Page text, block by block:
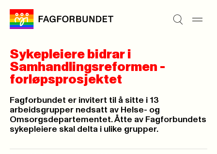
Sykepleiere bidrar i
Samhandlingsreformen -
forløpsprosjektet
Fagforbundet er invitert til å sitte i 13
arbeidsgrupper nedsatt av Helse- og
Omsorgsdepartementet. Åtte av Fagforbundets
sykepleiere skal delta i ulike grupper.